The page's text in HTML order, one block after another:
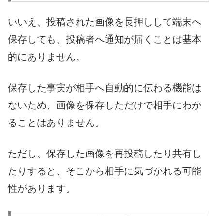
いいえ、投稿された画像を長押しして端末へ
保存しても、投稿者へ通知が届くことは基本
的にありません。
保存した事実が相手へ自動的に伝わる機能は
ないため、画像を保存しただけで相手にわか
ることはありません。
ただし、保存した画像を再投稿したり共有し
たりすると、そこから相手に気づかれる可能
性があります。